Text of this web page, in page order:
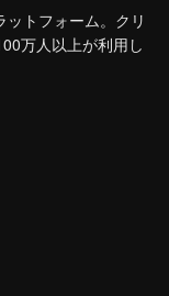
トフォーム。クリ
万人以上が利用し